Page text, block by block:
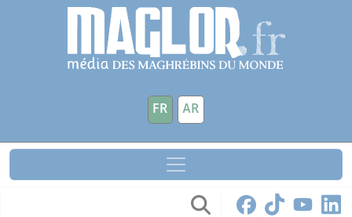
Aller au contenu principal
FR AR
Panneau de gestion des cookies